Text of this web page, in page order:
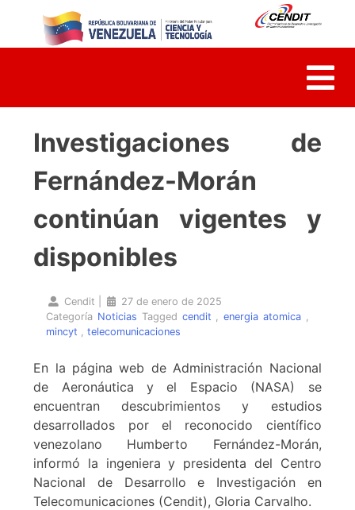
content
Investigaciones de
Fernández-Morán
continúan vigentes y
disponibles
Cendit
27 de enero de 2025
Categoría Noticias Tagged cendit ,energia atomica
mincyt
telecomunicaciones
En la página web de Administración Nacional
de Aeronáutica y el Espacio (NASA) se
encuentran descubrimientos y estudios
desarrollados por el reconocido científico
venezolano Humberto Fernández-Morán,
informó la ingeniera y presidenta del Centro
Nacional de Desarrollo e Investigación en
Telecomunicaciones (Cendit), Gloria Carvalho.